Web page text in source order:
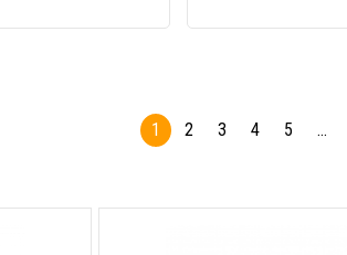
toner
negru
1
2 3 4 5 ...